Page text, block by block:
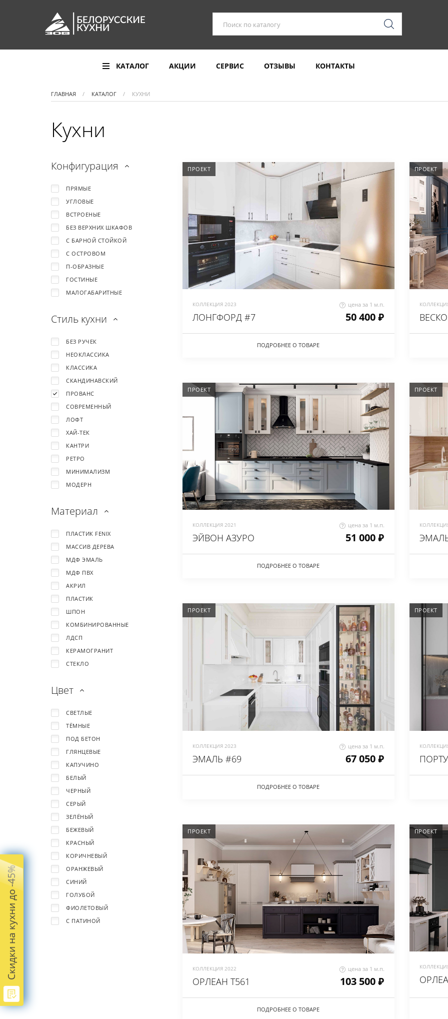
Скидки на кухни до -45%
КАТАЛОГ АКЦИИ СЕРВИС ОТЗЫВЫ КОНТАКТЫ
ГЛАВНАЯ КАТАЛОГ КУХНИ
Кухни
Конфигурация
ПРЯМЫЕ
УГЛОВЫЕ
ВСТРОЕНЫЕ
БЕЗ ВЕРХНИХ ШКАФОВ
С БАРНОЙ СТОЙКОЙ
С ОСТРОВОМ
П-ОБРАЗНЫЕ
ГОСТИНЫЕ
МАЛОГАБАРИТНЫЕ
Стиль кухни
БЕЗ РУЧЕК
НЕОКЛАССИКА
КЛАССИКА
СКАНДИНАВСКИЙ
ПРОВАНС
СОВРЕМЕННЫЙ
ЛОФТ
ХАЙ-ТЕК
КАНТРИ
РЕТРО
МИНИМАЛИЗМ
МОДЕРН
Материал
ПЛАСТИК FENIX
МАССИВ ДЕРЕВА
МДФ ЭМАЛЬ
МДФ ПВХ
АКРИЛ
ПЛАСТИК
ШПОН
КОМБИНИРОВАННЫЕ
ЛДСП
КЕРАМОГРАНИТ
СТЕКЛО
Цвет
СВЕТЛЫЕ
ТЁМНЫЕ
ПОД БЕТОН
ГЛЯНЦЕВЫЕ
КАПУЧИНО
БЕЛЫЙ
ЧЕРНЫЙ
СЕРЫЙ
ЗЕЛЁНЫЙ
БЕЖЕВЫЙ
КРАСНЫЙ
КОРИЧНЕВЫЙ
ОРАНЖЕВЫЙ
СИНИЙ
ГОЛУБОЙ
ФИОЛЕТОВЫЙ
С ПАТИНОЙ
ПРОЕКТ
КОЛЛЕКЦИЯ 2023 цена за 1 м.п.
ЛОНГФОРД #7 50 400 ₽
ПОДРОБНЕЕ О ТОВАРЕ
ПРОЕКТ
ПРОЕКТ
КОЛЛЕКЦИЯ 2021 цена за 1 м.п.
ЭЙВОН АЗУРО 51 000 ₽
ПОДРОБНЕЕ О ТОВАРЕ
ПРОЕКТ
ПРОЕКТ
КОЛЛЕКЦИЯ 2023 цена за 1 м.п.
ЭМАЛЬ #69 67 050 ₽
ПОДРОБНЕЕ О ТОВАРЕ
ПРОЕКТ
ПОРТУ
ПРОЕКТ
КОЛЛЕКЦИЯ 2022 цена за 1 м.п.
ОРЛЕАН Т561 103 500 ₽
ПОДРОБНЕЕ О ТОВАРЕ
ПРОЕКТ